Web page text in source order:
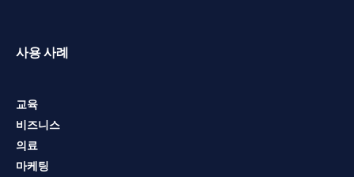
사용 사례
교육
비즈니스
의료
마케팅